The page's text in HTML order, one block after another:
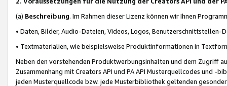
(a) Beschreibung. Im Rahmen dieser Lizenz können wir Ihnen
• Daten, Bilder, Audio-Dateien, Videos, Logos, Benutzerschnittstellen-
• Textmaterialien, wie beispielsweise Produktinformationen in
Neben den vorstehenden Produktwerbungsinhalten und dem Zugriff
Zusammenhang mit Creators API und PA API Musterquellcodes und
jeden Musterquellcode bzw. jede Musterbibliothek geltenden